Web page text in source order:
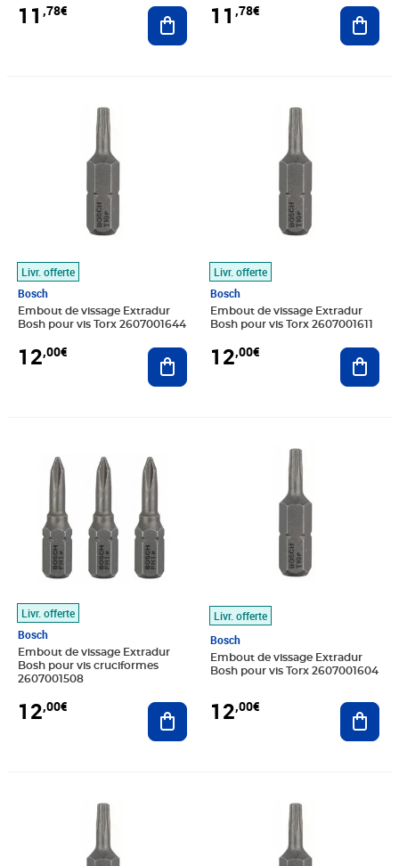
11 ,78€ Ajouter au panier
11 ,78€
Livr. offerte
Bosch
Embout de vissage Extradur
Bosh pour vis Torx 2607001644
12,00€ Ajouter au panier
Livr. offerte
Bosch
Embout de vissage Extradur
Bosh pour vis Torx 2607001611
12,00€
Livr. offerte
Bosch
Embout de vissage Extradur
Bosh pour vis cruciformes
2607001508
12,00€ Ajouter au panier
Livr. offerte
Bosch
Embout de vissage Extradur
Bosh pour vis Torx 2607001604
12,00€